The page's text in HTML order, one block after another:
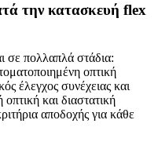
την κατασκευή flex
σε πολλαπλά στάδια:
οπτική
έλεγχος συνέχειας και
και διαστατική
αποδοχής για κάθε